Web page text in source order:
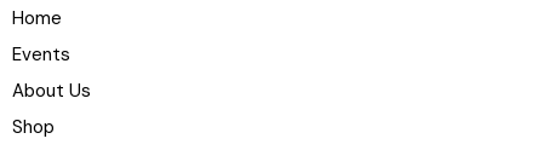
Home
Events
About Us
Shop